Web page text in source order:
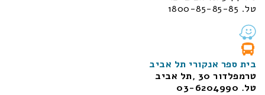
טל. 1800-85-85-85
בית ספר אנקורי תל אביב
טרמפלדור 30 ,תל אביב
טל. 03-6204990